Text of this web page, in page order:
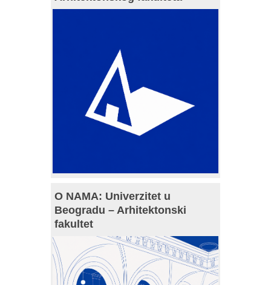
O NAMA: Univerzitet u
Beogradu – Arhitektonski
fakultet